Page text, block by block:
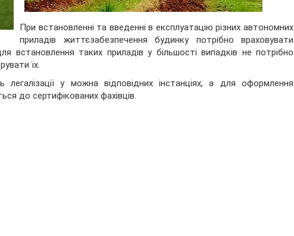
При встановленні та введенні в експлуатацію різних автономних
приладів життєзабезпечення будинку потрібно враховувати
встановлення таких приладів у більшості випадків не потрібно
їх.
легалізації у можна відповідних інстанціях, а для оформлення
до сертифікованих фахівців.